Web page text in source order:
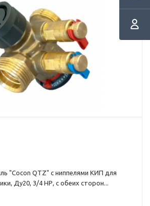
"Cocon QTZ" с ниппелями КИП для
Ду20, 3/4 НР, с обеих сторон...